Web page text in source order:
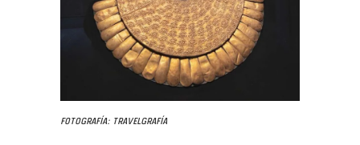
Fotografía: Travelgrafía